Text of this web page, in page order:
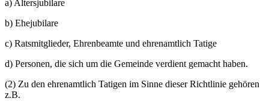
a) Altersjubilare
b) Ehejubilare
c) Ratsmitglieder, Ehrenbeamte und ehrenamtlich Tatige
d) Personen, die sich um die Gemeinde verdient gemacht haben.
(2) Zu den ehrenamtlich Tatigen im Sinne dieser Richtlinie gehören
z.B.